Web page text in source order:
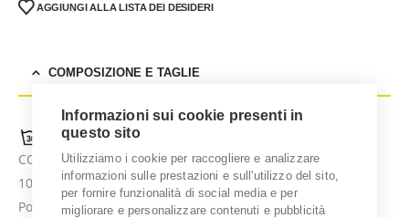
AGGIUNGI ALLA LISTA DEI DESIDERI
COMPOSIZIONE E TAGLIE
COMPOSIZIONE
100% cotone pettinato Ringspun
Polsini, girocollo e girogamba a costina
Informazioni sui cookie presenti in
questo sito
Utilizziamo i cookie per raccogliere e analizzare
informazioni sulle prestazioni e sull'utilizzo del sito,
per fornire funzionalità di social media e per
migliorare e personalizzare contenuti e pubblicità